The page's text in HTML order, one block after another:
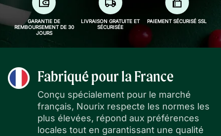
GARANTIE DE
REMBOURSEMENT DE 30
JOURS
LIVRAISON GRATUITE ET
SÉCURISÉE
PAIEMENT SÉCURISÉ SSL
Fabriqué pour la France
Conçu spécialement pour le marché
français, Nourix respecte les normes les
plus élevées, répond aux préférences
locales tout en garantissant une qualité